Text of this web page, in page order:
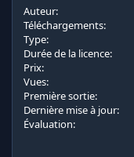
c
t
i
o
n
:
Auteur
Téléchargements
Type
Durée de la licence
Prix
Vues
Première sortie
Dernière mise à jour
Évaluation